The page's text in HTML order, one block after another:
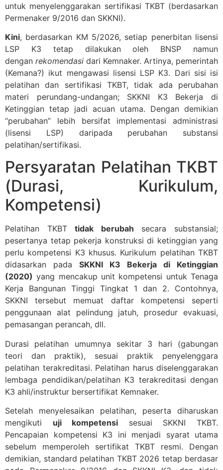
untuk menyelenggarakan sertifikasi TKBT (berdasarkan
Permenaker 9/2016 dan SKKNI).
Kini, berdasarkan KM 5/2026, setiap penerbitan lisensi
LSP K3 tetap dilakukan oleh BNSP namun
dengan rekomendasi dari Kemnaker. Artinya, pemerintah
(Kemana?) ikut mengawasi lisensi LSP K3. Dari sisi isi
pelatihan dan sertifikasi TKBT, tidak ada perubahan
materi perundang-undangan; SKKNI K3 Bekerja di
Ketinggian tetap jadi acuan utama. Dengan demikian
“perubahan” lebih bersifat implementasi administrasi
(lisensi LSP) daripada perubahan substansi
pelatihan/sertifikasi.
Persyaratan Pelatihan TKBT
(Durasi, Kurikulum,
Kompetensi)
Pelatihan TKBTtidak berubah secara substansial;
pesertanya tetap pekerja konstruksi di ketinggian yang
perlu kompetensi K3 khusus. Kurikulum pelatihan TKBT
didasarkan pada SKKNI K3 Bekerja di Ketinggian
(2020) yang mencakup unit kompetensi untuk Tenaga
Kerja Bangunan Tinggi Tingkat 1 dan 2. Contohnya,
SKKNI tersebut memuat daftar kompetensi seperti
penggunaan alat pelindung jatuh, prosedur evakuasi,
pemasangan perancah, dll.
Durasi pelatihan umumnya sekitar 3 hari (gabungan
teori dan praktik), sesuai praktik penyelenggara
pelatihan terakreditasi. Pelatihan harus diselenggarakan
lembaga pendidikan/pelatihan K3 terakreditasi dengan
K3 ahli/instruktur bersertifikat Kemnaker.
Setelah menyelesaikan pelatihan, peserta diharuskan
mengikuti uji kompetensi sesuai SKKNI TKBT.
Pencapaian kompetensi K3 ini menjadi syarat utama
sebelum memperoleh sertifikat TKBT resmi. Dengan
demikian, standard pelatihan TKBT 2026 tetap berdasar